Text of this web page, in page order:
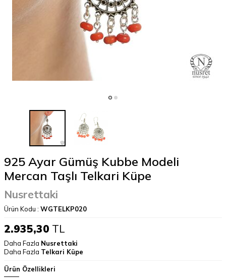
925 Ayar Gümüş Kubbe Modeli
Mercan Taşlı Telkari Küpe
Nusrettaki
Ürün Kodu : WGTELKP020
2.935,30 TL
Daha Fazla Nusrettaki
Daha Fazla Telkari Küpe
Ürün Özellikleri